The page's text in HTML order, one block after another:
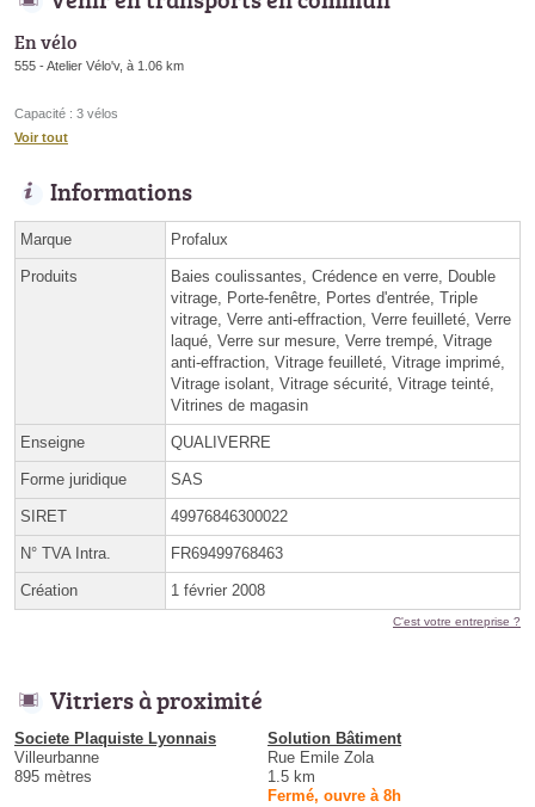
En vélo
555 - Atelier Vélo'v, à 1.06 km
Capacité : 3 vélos
Voir tout
Informations
Marque Profalux
Produits
Baies coulissantes, Crédence en verre, Double
vitrage, Porte-fenêtre, Portes d'entrée, Triple
vitrage, Verre anti-effraction, Verre feuilleté, Verre
laqué, Verre sur mesure, Verre trempé, Vitrage
anti-effraction, Vitrage feuilleté, Vitrage imprimé,
Vitrage isolant, Vitrage sécurité, Vitrage teinté,
Vitrines de magasin
Enseigne QUALIVERRE
Forme juridique SAS
SIRET 49976846300022
N° TVA Intra. FR69499768463
Création 1 février 2008
C'est votre entreprise ?
Vitriers à proximité
Societe Plaquiste Lyonnais
Villeurbanne
895 mètres
Solution Bâtiment
Rue Emile Zola
1.5 km
Fermé, ouvre à 8h